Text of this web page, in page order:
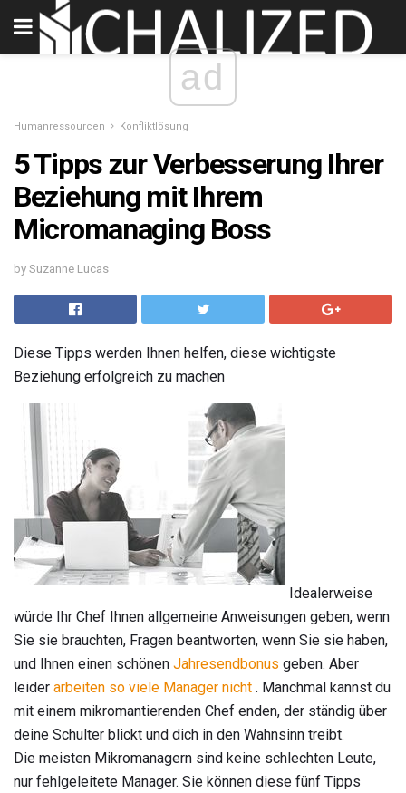
ad
Humanressourcen Konfliktlösung
5 Tipps zur Verbesserung Ihrer
Beziehung mit Ihrem
Micromanaging Boss
by Suzanne Lucas
Diese Tipps werden Ihnen helfen, diese wichtigste
Beziehung erfolgreich zu machen
Idealerweise
würde Ihr Chef Ihnen allgemeine Anweisungen geben, wenn
Sie sie brauchten, Fragen beantworten, wenn Sie sie haben,
und Ihnen einen schönen Jahresendbonus geben. Aber
leider arbeiten so viele Manager nicht . Manchmal kannst du
mit einem mikromantierenden Chef enden, der ständig über
deine Schulter blickt und dich in den Wahnsinn treibt.
Die meisten Mikromanagern sind keine schlechten Leute,
nur fehlgeleitete Manager. Sie können diese fünf Tipps